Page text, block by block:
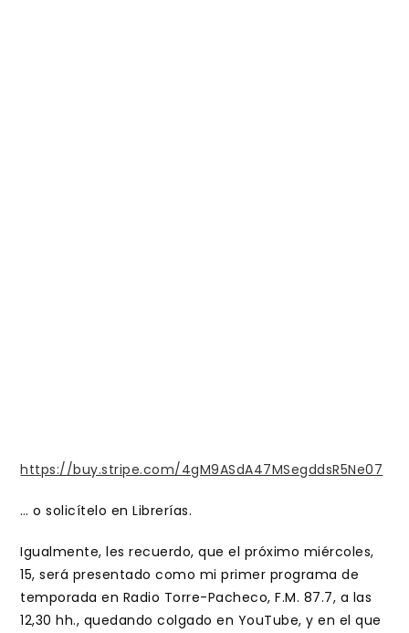
https://buy.stripe.com/4gM9ASdA47MSegddsR5Ne07
… o solicítelo en Librerías.
Igualmente, les recuerdo, que el próximo miércoles,
15, será presentado como mi primer programa de
temporada en Radio Torre-Pacheco, F.M. 87.7, a las
12,30 hh., quedando colgado en YouTube, y en el que